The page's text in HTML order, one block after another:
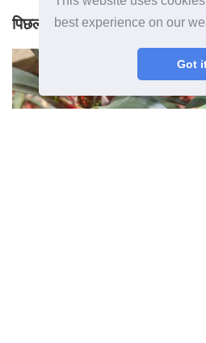
best experience on our
Got
पिछला लेख